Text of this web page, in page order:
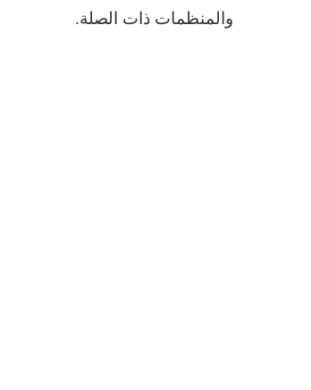
والمنظمات ذات الصلة.